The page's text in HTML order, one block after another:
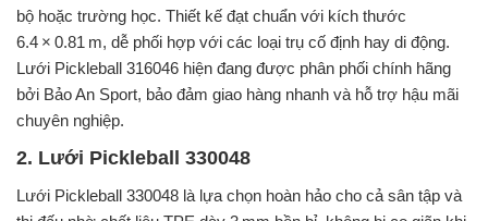
bộ hoặc trường học. Thiết kế đạt chuẩn với kích thước
6.4 × 0.81 m, dễ phối hợp với các loại trụ cố định hay di động.
Lưới Pickleball 316046 hiện đang được phân phối chính hãng
bởi Bảo An Sport, bảo đảm giao hàng nhanh và hỗ trợ hậu mãi
chuyên nghiệp.
2. Lưới Pickleball 330048
Lưới Pickleball 330048 là lựa chọn hoàn hảo cho cả sân tập và